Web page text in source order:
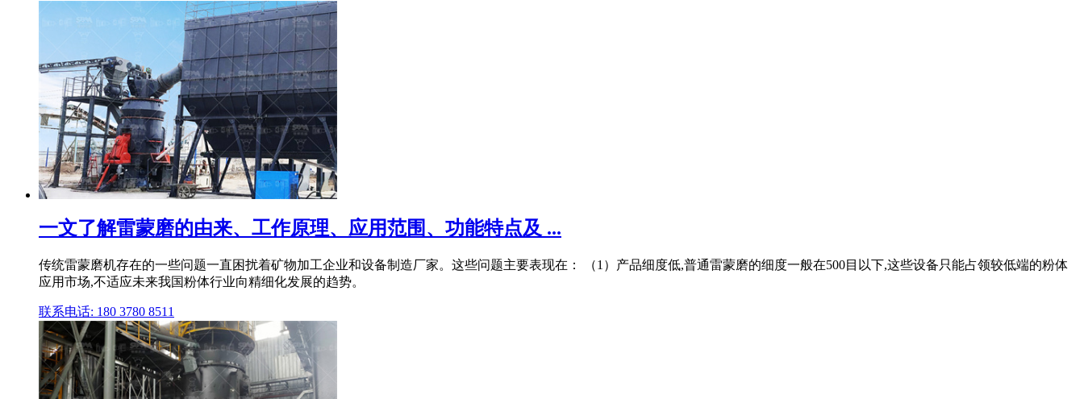
一文了解雷蒙磨的由来、工作原理、应用范围、功能特点及 ...
传统雷蒙磨机存在的一些问题一直困扰着矿物加工企业和设备制造厂家。这些问题主要表现在： （1）产品细度低,普通雷蒙磨的细度一般在500目以下,这些设备只能占领较低端的粉体
应用市场,不适应未来我国粉体行业向精细化发展的趋势。
联系电话: 180 3780 8511